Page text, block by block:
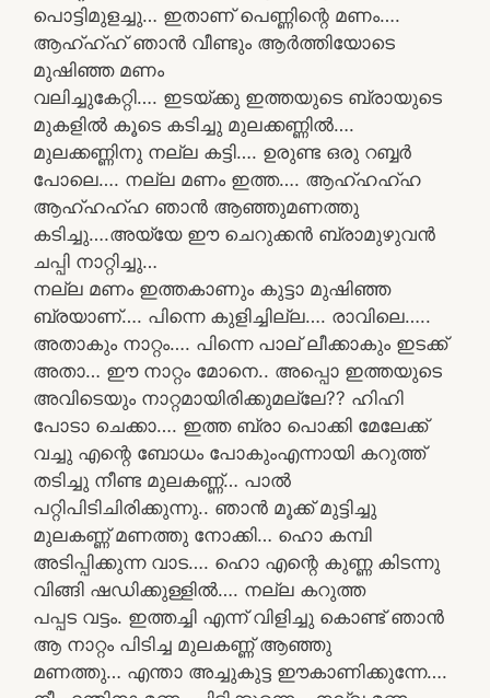
പൊട്ടിമുളച്ചു… ഇതാണ് പെണ്ണിന്റെ മണം….
ആഹ്ഹ്ഹ് ഞാൻ വീണ്ടും ആർത്തിയോടെ
മുഷിഞ്ഞ മണം
വലിച്ചുകേറ്റി…. ഇടയ്ക്കു ഇത്തയുടെ ബ്രായുടെ
മുകളിൽ കൂടെ കടിച്ചു മുലക്കണ്ണിൽ….
മുലക്കണ്ണിനു നല്ല കട്ടി…. ഉരുണ്ട ഒരു റബ്ബർ
പോലെ…. നല്ല മണം ഇത്ത…. ആഹ്ഹഹ്ഹ
ആഹ്ഹഹ്ഹ ഞാൻ ആഞ്ഞുമണത്തു
കടിച്ചു….അയ്യേ ഈ ചെറുക്കൻ ബ്രാമുഴുവൻ
ചപ്പി നാറ്റിച്ചു…
നല്ല മണം ഇത്തകാണും കുട്ടാ മുഷിഞ്ഞ
ബ്രയാണ്…. പിന്നെ കുളിച്ചില്ല…. രാവിലെ…..
അതാകും നാറ്റം…. പിന്നെ പാല് ലീക്കാകും ഇടക്ക്
അതാ… ഈ നാറ്റം മോനെ.. അപ്പൊ ഇത്തയുടെ
അവിടെയും നാറ്റമായിരിക്കുമല്ലേ?? ഹിഹി
പോടാ ചെക്കാ…. ഇത്ത ബ്രാ പൊക്കി മേലേക്ക്
വച്ചു എന്റെ ബോധം പോകുംഎന്നായി കറുത്ത്
തടിച്ചു നീണ്ട മുലകണ്ണ്… പാൽ
പറ്റിപിടിചിരിക്കുന്നു.. ഞാൻ മൂക്ക് മുട്ടിച്ചു
മുലകണ്ണ് മണത്തു നോക്കി… ഹൊ കമ്പി
അടിപ്പിക്കുന്ന വാട…. ഹൊ എന്റെ കുണ്ണ കിടന്നു
വിങ്ങി ഷഡിക്കുള്ളിൽ…. നല്ല കറുത്ത
പപ്പട വട്ടം. ഇത്തച്ചി എന്ന് വിളിച്ചു കൊണ്ട് ഞാൻ
ആ നാറ്റം പിടിച്ച മുലകണ്ണ് ആഞ്ഞു
മണത്തു… എന്താ അച്ചുകുട്ട ഈകാണിക്കുന്നേ….